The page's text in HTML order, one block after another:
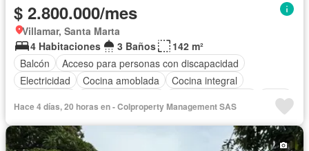
$ 2.800.000/mes
Villamar, Santa Marta
4 Habitaciones
3 Baños
142 m²
Balcón
Acceso para personas con discapacidad
Electricidad
Cocina amoblada
Cocina integral
Agua
Patio
Hace 4 días, 20 horas en - Colproperty Management SAS